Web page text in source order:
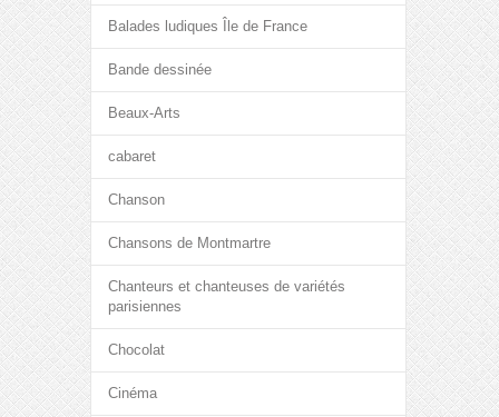
Balades ludiques Île de France
Bande dessinée
Beaux-Arts
cabaret
Chanson
Chansons de Montmartre
Chanteurs et chanteuses de variétés
parisiennes
Chocolat
Cinéma